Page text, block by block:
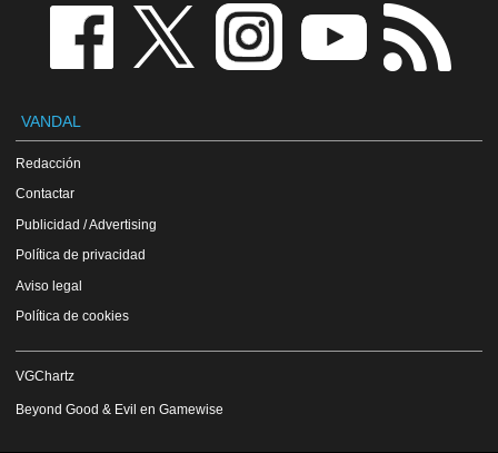
VANDAL
Redacción
Contactar
Publicidad / Advertising
Política de privacidad
Aviso legal
Política de cookies
VGChartz
Beyond Good & Evil en Gamewise